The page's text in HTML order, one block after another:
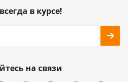
в курсе!
на связи